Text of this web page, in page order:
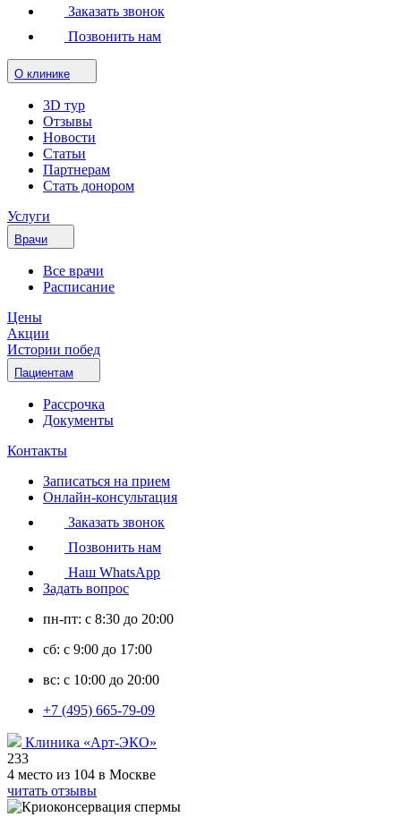
Заказать звонок
Позвонить нам
О клинике
3D тур
Отзывы
Новости
Статьи
Партнерам
Стать донором
Услуги
Врачи
Все врачи
Расписание
Цены
Акции
Истории побед
Пациентам
Рассрочка
Документы
Контакты
Записаться на прием
Онлайн-консультация
Заказать звонок
Позвонить нам
Наш WhatsApp
Задать вопрос
пн-пт: с 8:30 до 20:00
сб: с 9:00 до 17:00
вс: с 10:00 до 20:00
+7 (495) 665-79-09
Клиника «Арт-ЭКО»
233
4 место из 104 в Москве
читать отзывы